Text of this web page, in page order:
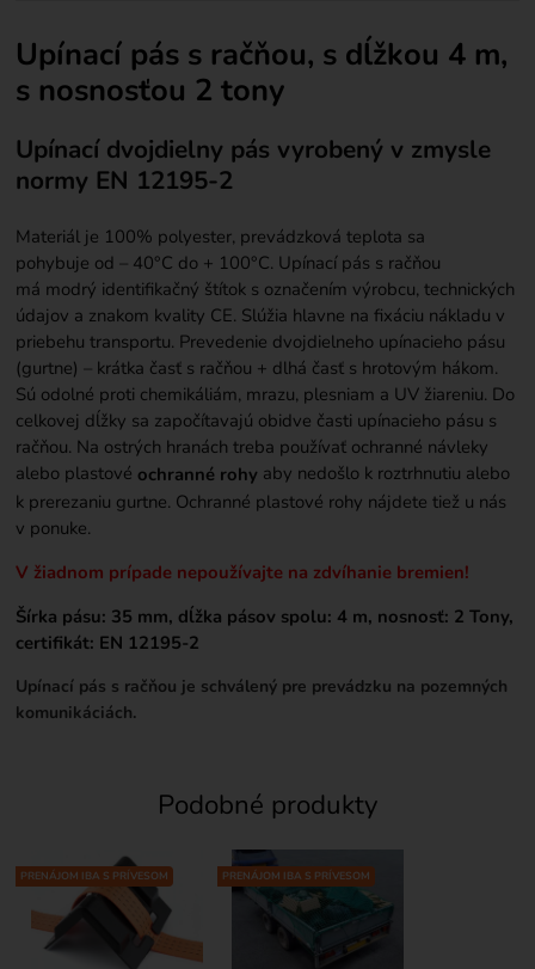
Upínací pás s račňou, s dĺžkou 4 m,
s nosnosťou 2 tony
Upínací dvojdielny pás vyrobený v zmysle
normy EN 12195-2
Materiál je 100% polyester, prevádzková teplota sa
pohybuje od – 40°C do + 100°C. Upínací pás s račňou
má modrý identifikačný štítok s označením výrobcu, technických
údajov a znakom kvality CE. Slúžia hlavne na fixáciu nákladu v
priebehu transportu. Prevedenie dvojdielneho upínacieho pásu
(gurtne) – krátka časť s račňou + dlhá časť s hrotovým hákom.
Sú odolné proti chemikáliám, mrazu, plesniam a UV žiareniu. Do
celkovej dĺžky sa započítavajú obidve časti upínacieho pásu s
račňou. Na ostrých hranách treba používať ochranné návleky
alebo plastové ochranné rohy aby nedošlo k roztrhnutiu alebo
k prerezaniu gurtne. Ochranné plastové rohy nájdete tiež u nás
v ponuke.
V žiadnom prípade nepoužívajte na zdvíhanie bremien!
Šírka pásu: 35 mm, dĺžka pásov spolu: 4 m, nosnosť: 2 Tony,
certifikát: EN 12195-2
Upínací pás s račňou je schválený pre prevádzku na pozemných
komunikáciách.
Podobné produkty
PRENÁJOM IBA S PRÍVESOM PRENÁJOM IBA S PRÍVESOM